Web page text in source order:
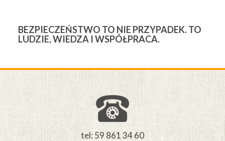
BEZPIECZEŃSTWO TO NIE PRZYPADEK. TO
LUDZIE, WIEDZA I WSPÓŁPRACA.
tel: 59 861 34 60